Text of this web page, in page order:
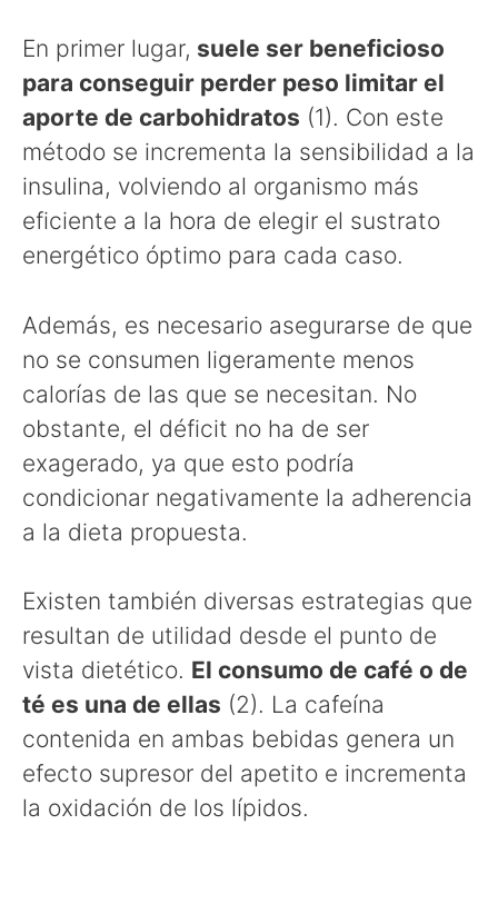
En primer lugar, suele ser beneficioso
para conseguir perder peso limitar el
aporte de carbohidratos (1). Con este
método se incrementa la sensibilidad a la
insulina, volviendo al organismo más
eficiente a la hora de elegir el sustrato
energético óptimo para cada caso.
Además, es necesario asegurarse de que
no se consumen ligeramente menos
calorías de las que se necesitan. No
obstante, el déficit no ha de ser
exagerado, ya que esto podría
condicionar negativamente la adherencia
a la dieta propuesta.
Existen también diversas estrategias que
resultan de utilidad desde el punto de
vista dietético. El consumo de café o de
té es una de ellas (2). La cafeína
contenida en ambas bebidas genera un
efecto supresor del apetito e incrementa
la oxidación de los lípidos.